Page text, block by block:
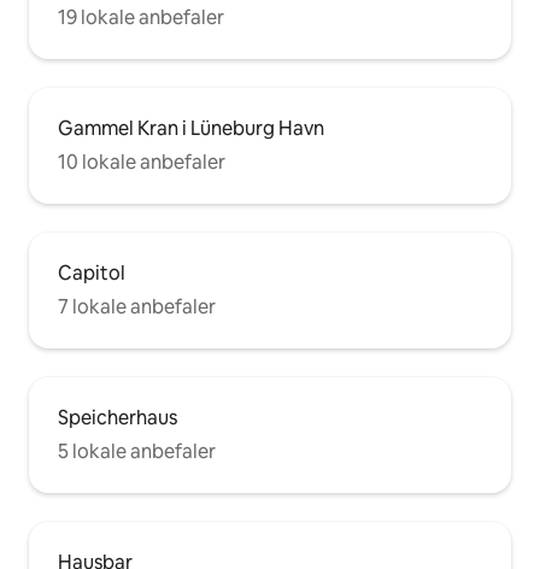
19 lokale anbefaler
Gammel Kran i Lüneburg Havn
10 lokale anbefaler
Capitol
7 lokale anbefaler
Speicherhaus
5 lokale anbefaler
Hausbar